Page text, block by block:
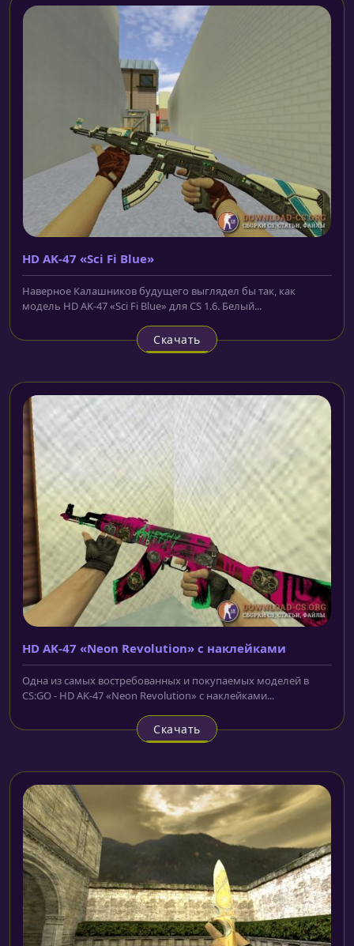
HD AK-47 «Sci Fi Blue»
Наверное Калашников будущего выглядел бы так, как
модель HD AK-47 «Sci Fi Blue» для CS 1.6. Белый...
Скачать
HD AK-47 «Neon Revolution» с наклейками
Одна из самых востребованных и покупаемых моделей в
CS:GO - HD AK-47 «Neon Revolution» с наклейками...
Скачать